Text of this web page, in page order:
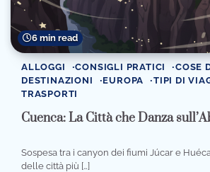
6 min read
ALLOGGI CONSIGLI PRATICI
COSE
DESTINAZIONI
EUROPA
TIPI DI
TRASPORTI
Cuenca: La Città che Danza
Sospesa tra i canyon dei fiumi Júcar e
delle città più […]